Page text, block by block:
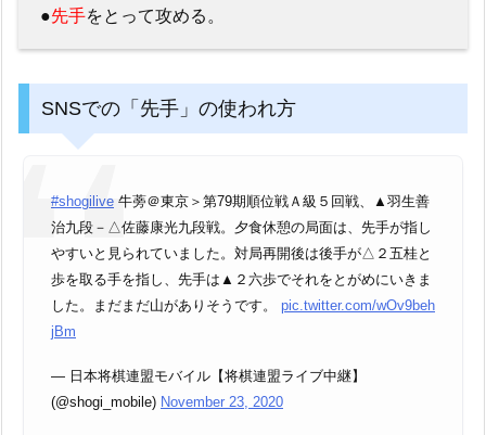
●先手をとって攻める。
SNSでの「先手」の使われ方
#shogilive 牛蒡＠東京＞第79期順位戦Ａ級５回戦、▲羽生善
治九段－△佐藤康光九段戦。夕食休憩の局面は、先手が指し
やすいと見られていました。対局再開後は後手が△２五桂と
歩を取る手を指し、先手は▲２六歩でそれをとがめにいきま
した。まだまだ山がありそうです。 pic.twitter.com/wOv9beh
jBm
— 日本将棋連盟モバイル【将棋連盟ライブ中継】
(@shogi_mobile) November 23, 2020